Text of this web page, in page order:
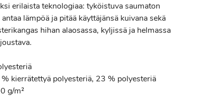
erilaista teknologiaa: tyköistuva saumaton
lämpöä ja pitää käyttäjänsä kuivana sekä
hihan alaosassa, kyljissä ja helmassa
kierrätettyä polyesteriä, 23 % polyesteriä
g/m²